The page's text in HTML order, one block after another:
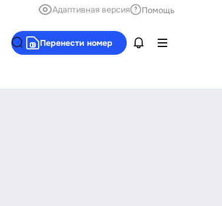
Адаптивная версия Помощь
Перенести номер